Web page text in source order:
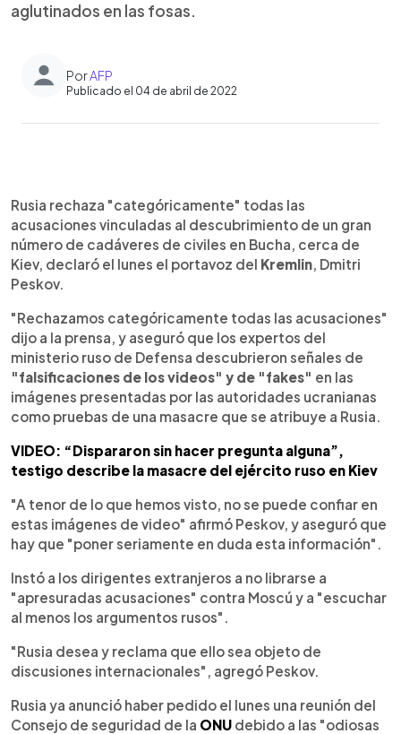
aglutinados en las fosas.
PorAFP
Publicado el 04 de abril de 2022
Escuchar artículo
Rusia rechaza "categóricamente" todas las
acusaciones vinculadas al descubrimiento de un gran
número de cadáveres de civiles en Bucha, cerca de
Kiev, declaró el lunes el portavoz del Kremlin, Dmitri
Peskov.
"Rechazamos categóricamente todas las acusaciones"
dijo a la prensa, y aseguró que los expertos del
ministerio ruso de Defensa descubrieron señales de
"falsificaciones de los videos" y de "fakes" en las
imágenes presentadas por las autoridades ucranianas
como pruebas de una masacre que se atribuye a Rusia.
VIDEO: “Dispararon sin hacer pregunta alguna”,
testigo describe la masacre del ejército ruso en Kiev
"A tenor de lo que hemos visto, no se puede confiar en
estas imágenes de video" afirmó Peskov, y aseguró que
hay que "poner seriamente en duda esta información".
Instó a los dirigentes extranjeros a no librarse a
"apresuradas acusaciones" contra Moscú y a "escuchar
al menos los argumentos rusos".
"Rusia desea y reclama que ello sea objeto de
discusiones internacionales", agregó Peskov.
Rusia ya anunció haber pedido el lunes una reunión del
Consejo de seguridad de la ONU debido a las "odiosas